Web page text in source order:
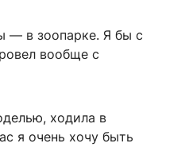
— в зоопарке. Я бы с
вообще с
ходила в
я очень хочу быть